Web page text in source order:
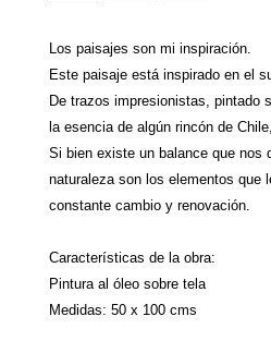
Los paisajes son mi inspiración.
Este paisaje está inspirado en el
De trazos impresionistas, pintado
la esencia de algún rincón de
Si bien existe un balance que nos
naturaleza son los elementos que
constante cambio y renovación.
Características de la obra:
Pintura al óleo sobre tela
Medidas: 50 x 100 cms